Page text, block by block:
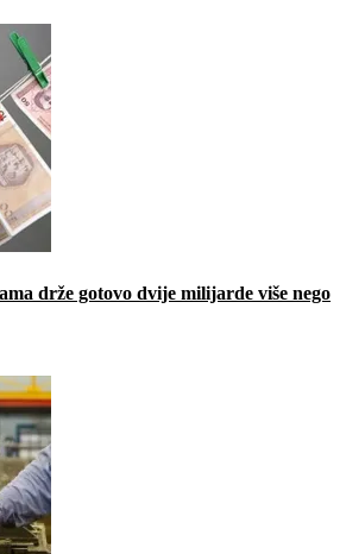
drže gotovo dvije milijarde više nego